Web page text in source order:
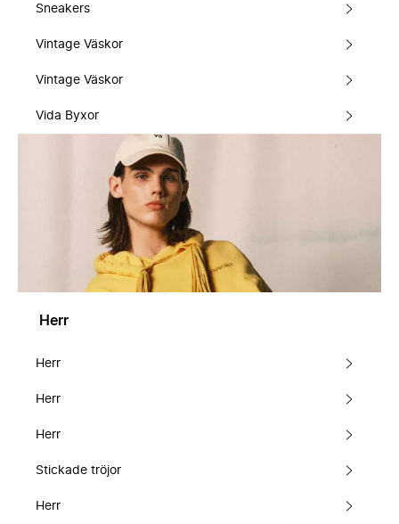
Sneakers
Vintage Väskor
Vintage Väskor
Vida Byxor
Herr
Herr
Herr
Herr
Stickade tröjor
Herr